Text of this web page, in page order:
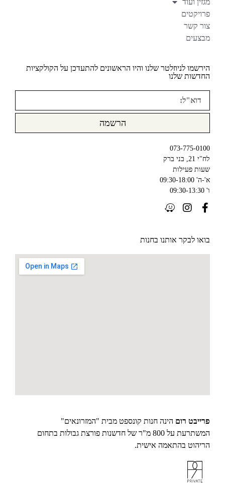
פרויקטים
צור קשר
מבצעים
הירשמו לניוזלטר שלנו והיו הראשונים להתעדכן על הקולקציות
החדשות שלנו
הרשמה
073-775-0100
לח"י 21, בני ברק
שעות פעילות
א'-ה' 09:30-18:00
ו' 09:30-13:30
בואו לבקר אותנו בחנות
פרייבט רום הינה חנות קונספט מבית "המזרונאים"
המשתרעת על 800 מ"ר של חדשנות פורצת גבולות בתחום
הריהוט בהתאמה אישית.